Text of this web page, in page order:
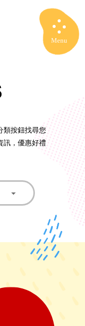
MenuClose
類按鈕找尋您
訊，優惠好禮